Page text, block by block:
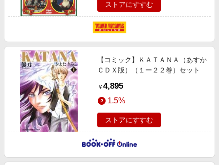
ストアにすすむ
【コミック】ＫＡＴＡＮＡ（あすか
ＣＤＸ版）（１ー２２巻）セット
￥ 4,895
1.5%
ストアにすすむ